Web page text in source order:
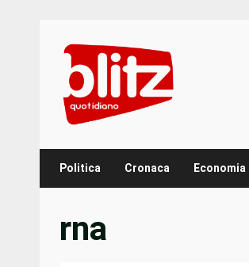
content
Politica Cronaca Economia
rna